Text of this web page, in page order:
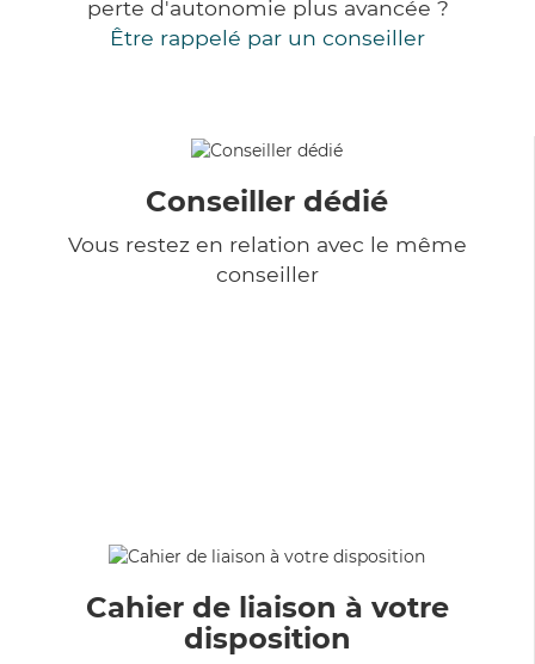
perte d'autonomie plus avancée ?
Être rappelé par un conseiller
Conseiller dédié
Vous restez en relation avec le même
conseiller
Cahier de liaison à votre
disposition